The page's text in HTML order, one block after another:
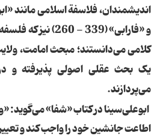
و «فارابی» (339 -
کلامی‌ می‌دانستند؛ مبحث‌ امامت،
یک‌ بحث‌ عقلی‌ اصولی‌ پذیرفته‌ و
می‌پردازند.
ابوعلی‌سینا در کتاب‌ «شفا»
اطاعت‌ جانشین‌ خود را واجب‌ کند و